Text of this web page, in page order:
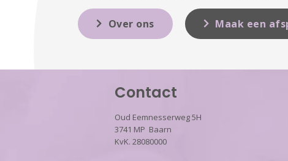
Over ons Maak een
Contact
Oud Eemnesserweg 5H
3741 MP Baarn
KvK. 28080000